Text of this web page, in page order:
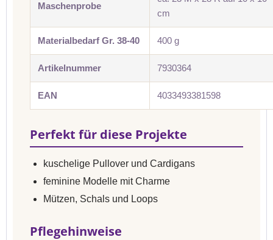
Maschenprobe
cm
Materialbedarf Gr. 38-40 400 g
Artikelnummer 7930364
EAN 4033493381598
Perfekt für diese Projekte
kuschelige Pullover und Cardigans
feminine Modelle mit Charme
Mützen, Schals und Loops
Pflegehinweise